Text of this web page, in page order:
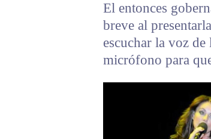
El entonces
breve al
escuchar la voz
micrófono para